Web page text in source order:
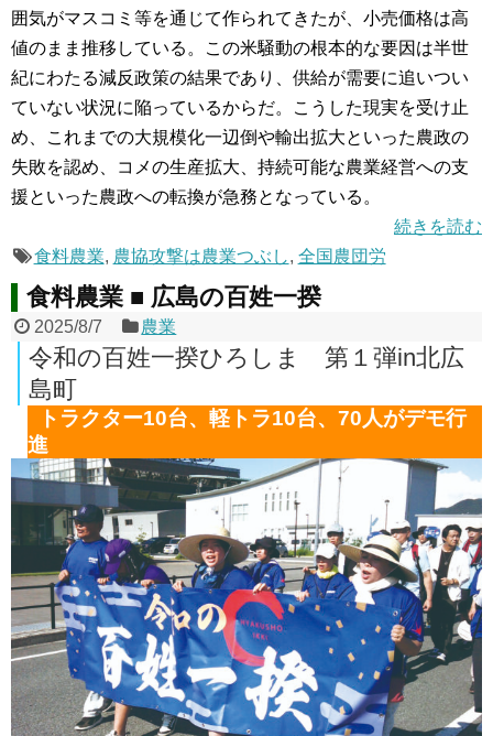
囲気がマスコミ等を通じて作られてきたが、小売価格は高
値のまま推移している。この米騒動の根本的な要因は半世
紀にわたる減反政策の結果であり、供給が需要に追いつい
ていない状況に陥っているからだ。こうした現実を受け止
め、これまでの大規模化一辺倒や輸出拡大といった農政の
失敗を認め、コメの生産拡大、持続可能な農業経営への支
援といった農政への転換が急務となっている。
続きを読む
食料農業, 農協攻撃は農業つぶし, 全国農団労
食料農業 ■ 広島の百姓一揆
2025/8/7 農業
令和の百姓一揆ひろしま 第１弾in北広
島町
トラクター10台、軽トラ10台、70人がデモ行
進